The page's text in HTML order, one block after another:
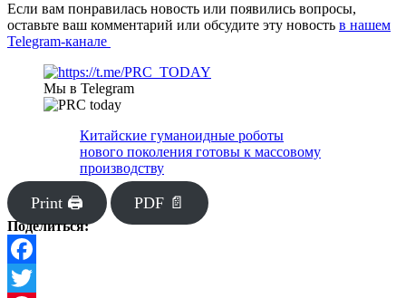
Если вам понравилась новость или появились вопросы,
оставьте ваш комментарий или обсудите эту новость в нашем
Telegram-канале
Мы в Telegram
Китайские гуманоидные роботы
нового поколения готовы к массовому
производству
Print 🖨 PDF 📄
Поделиться:
Facebook